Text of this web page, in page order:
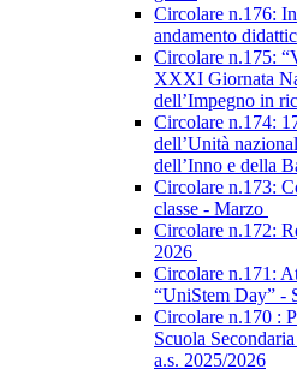
Circolare n.176:
andamento
Circolare n.175:
XXXI Giornata
dell’Impegno in
Circolare n.174:
dell’Unità
dell’Inno e della
Circolare n.173:
classe - Marzo
Circolare n.172:
2026
Circolare n.171:
“UniStem Day” -
Circolare n.170 :
Scuola
a.s. 2025/2026